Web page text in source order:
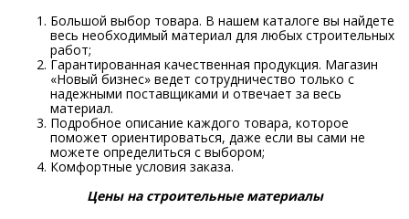
Большой выбор товара. В нашем каталоге вы найдете
весь необходимый материал для любых строительных
работ;
Гарантированная качественная продукция. Магазин
«Новый бизнес» ведет сотрудничество только с
надежными поставщиками и отвечает за весь
материал.
Подробное описание каждого товара, которое
поможет ориентироваться, даже если вы сами не
можете определиться с выбором;
Комфортные условия заказа.
Цены на строительные материалы